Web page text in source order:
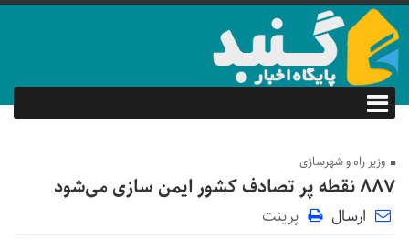
وزیر راه و شهرسازی
۸۸۷ نقطه پر تصادف کشور ایمن سازی می‌شود
ارسال پرینت